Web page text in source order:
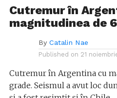
Cutremur în
magnitudinea de
By Catalin Nae
Published on 21
Cutremur în Argentina cu
grade. Seismul a avut loc